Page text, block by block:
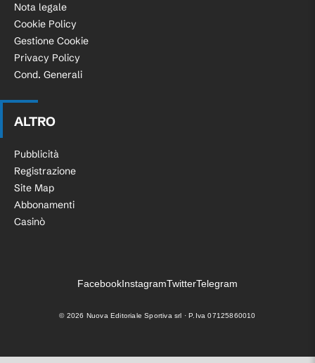
Nota legale
Cookie Policy
Gestione Cookie
Privacy Policy
Cond. Generali
ALTRO
Pubblicità
Registrazione
Site Map
Abbonamenti
Casinò
FacebookInstagramTwitterTelegram
© 2026 Nuova Editoriale Sportiva srl · P.Iva 07125860010